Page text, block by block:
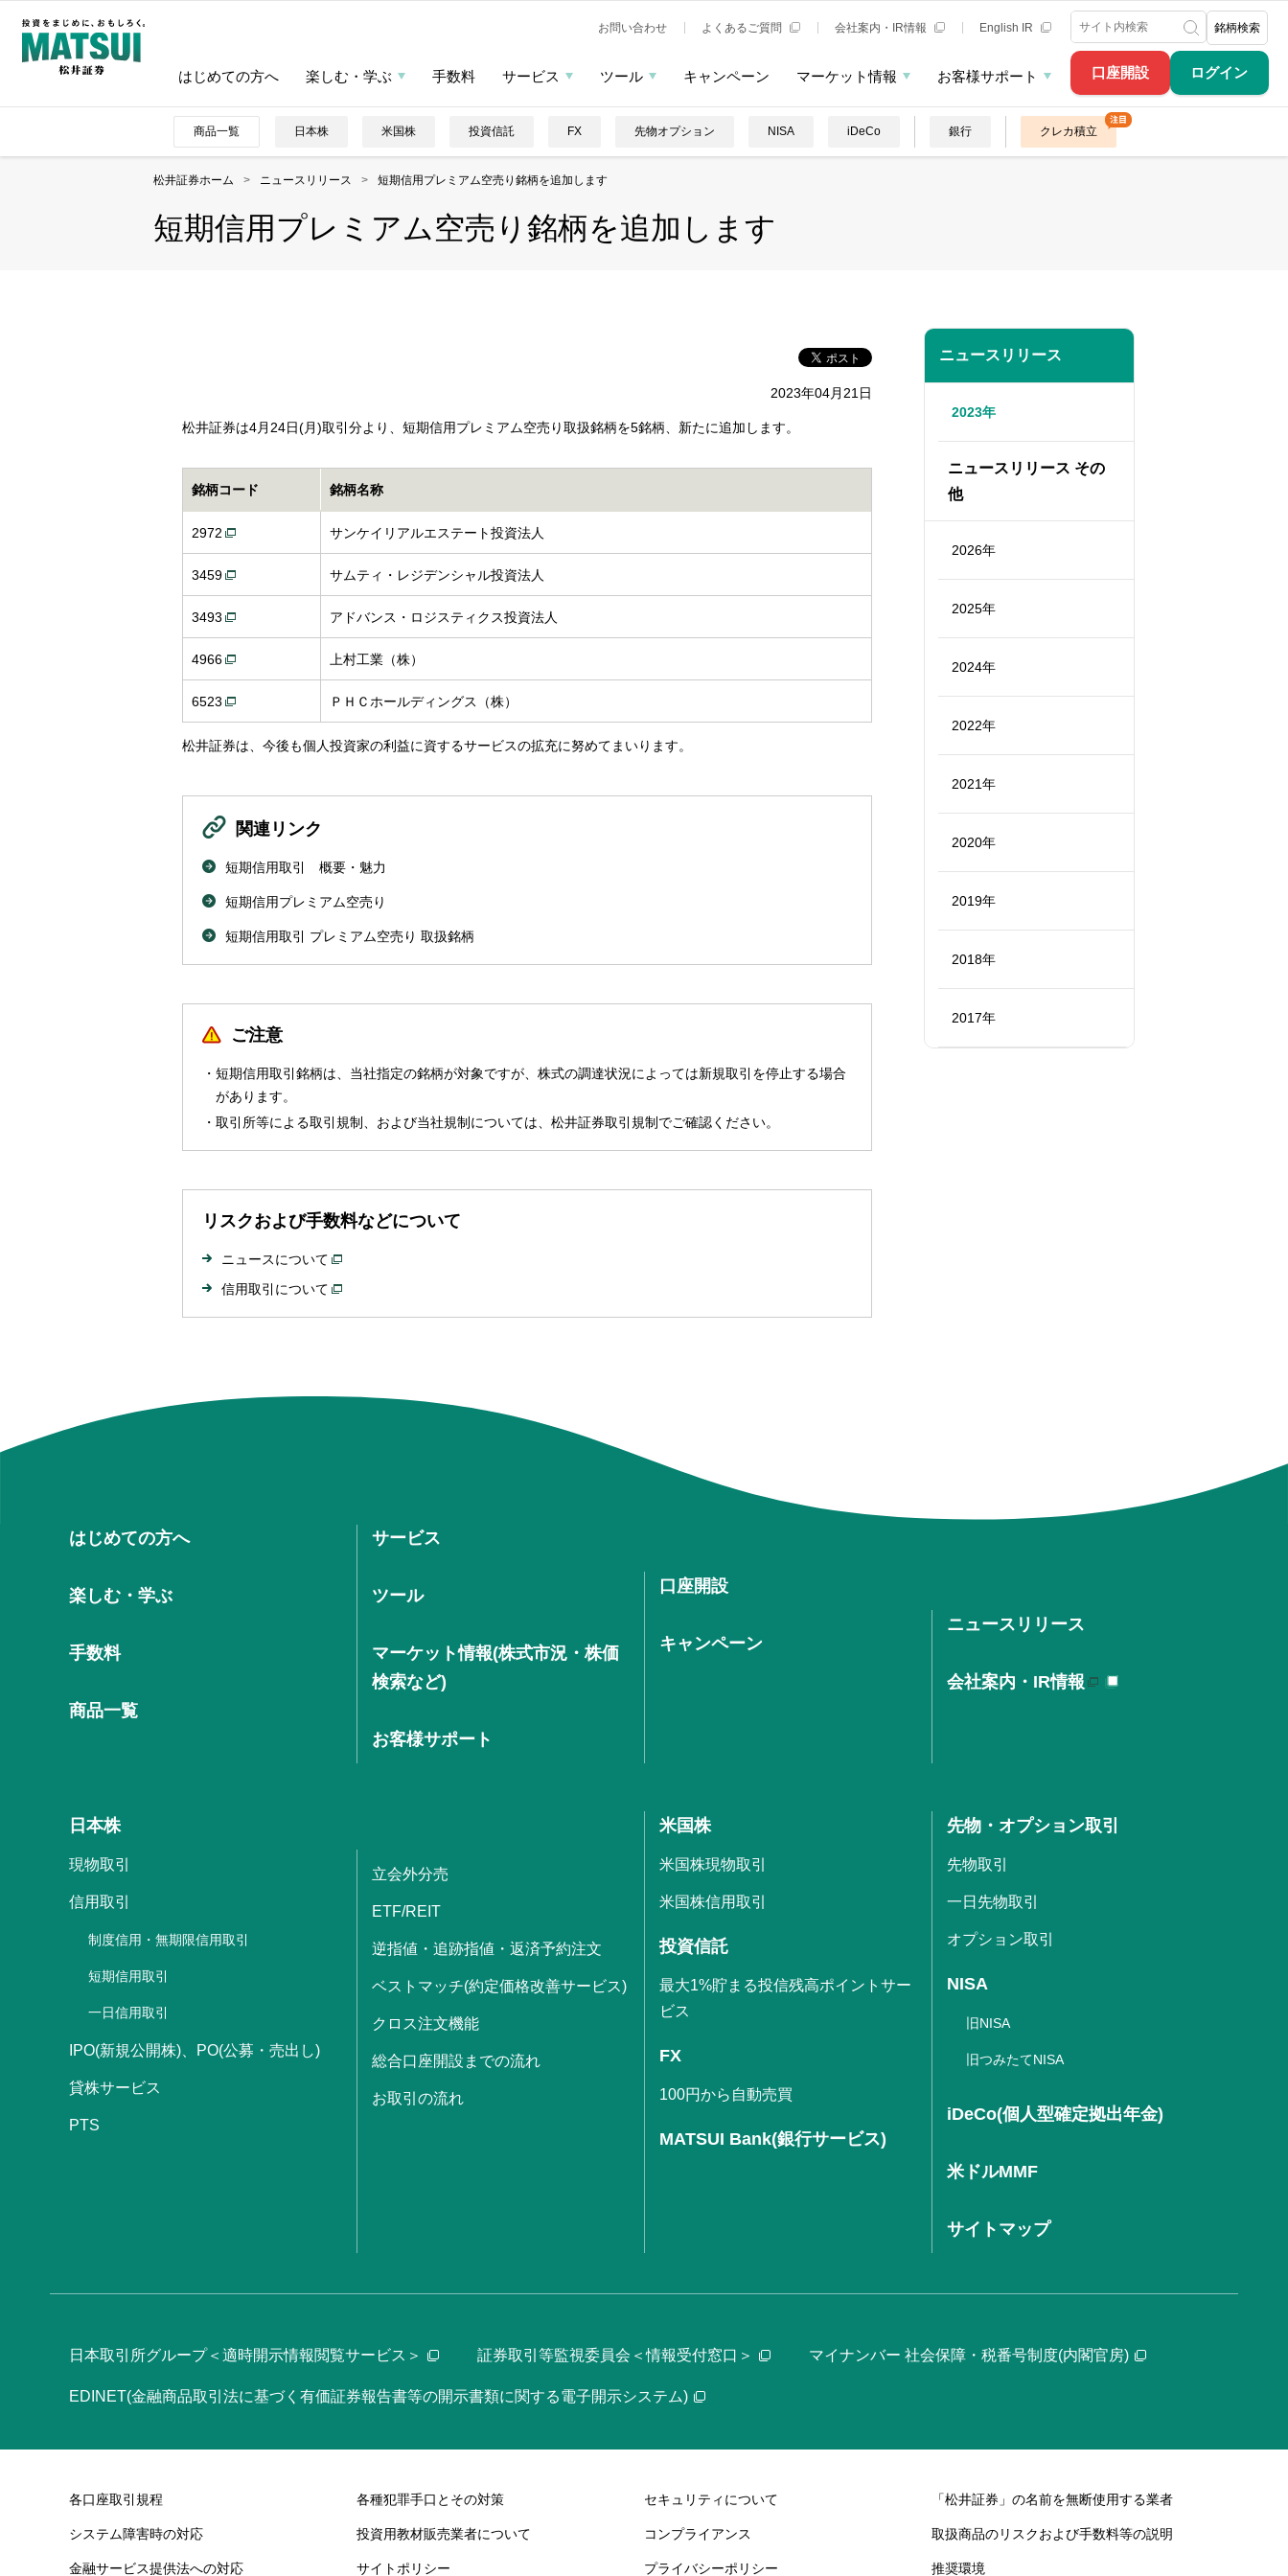
口座開設 ログイン
お問い合わせ よくあるご質問 会社案内・IR情報 English IR 銘柄検索
はじめての方へ 楽しむ・学ぶ 手数料 サービス ツール キャンペーン マーケット情報 お客様サポート
商品一覧 日本株 米国株 投資信託 FX 先物オプション NISA iDeCo 銀行 クレカ積立
松井証券ホーム > ニュースリリース > 短期信用プレミアム空売り銘柄を追加します
短期信用プレミアム空売り銘柄を追加します
2023年04月21日
松井証券は4月24日(月)取引分より、短期信用プレミアム空売り取扱銘柄を5銘柄、新たに追加します。
銘柄コード 銘柄名称
2972 サンケイリアルエステート投資法人
3459 サムティ・レジデンシャル投資法人
3493 アドバンス・ロジスティクス投資法人
4966 上村工業（株）
6523 ＰＨＣホールディングス（株）
松井証券は、今後も個人投資家の利益に資するサービスの拡充に努めてまいります。
関連リンク
短期信用取引 概要・魅力
短期信用プレミアム空売り
短期信用取引 プレミアム空売り 取扱銘柄
ご注意
短期信用取引銘柄は、当社指定の銘柄が対象ですが、株式の調達状況によっては新規取引を停止する場合
があります。
取引所等による取引規制、および当社規制については、 松井証券取引規制 でご確認ください。
リスクおよび手数料などについて
ニュースについて
信用取引について
ニュースリリース
2023年
ニュースリリース その
他
2026年
2025年
2024年
2022年
2021年
2020年
2019年
2018年
2017年
はじめての方へ
楽しむ・学ぶ
手数料
商品一覧
サービス
ツール
マーケット情報(株式市況・株価
検索など)
お客様サポート
口座開設
キャンペーン
ニュースリリース
会社案内・IR情報
日本株
現物取引
信用取引
制度信用・無期限信用取引
短期信用取引
一日信用取引
IPO(新規公開株)、PO(公募・売出し)
貸株サービス
PTS
立会外分売
ETF/REIT
逆指値・追跡指値・返済予約注文
ベストマッチ(約定価格改善サービス)
クロス注文機能
総合口座開設までの流れ
お取引の流れ
米国株
米国株現物取引
米国株信用取引
投資信託
最大1%貯まる投信残高ポイントサー
ビス
FX
100円から自動売買
MATSUI Bank(銀行サービス)
先物・オプション取引
先物取引
一日先物取引
オプション取引
NISA
旧NISA
旧つみたてNISA
iDeCo(個人型確定拠出年金)
米ドルMMF
サイトマップ
日本取引所グループ＜適時開示情報閲覧サービス＞ 証券取引等監視委員会＜情報受付窓口＞ マイナンバー 社会保障・税番号制度(内閣官房)
EDINET(金融商品取引法に基づく有価証券報告書等の開示書類に関する電子開示システム)
各口座取引規程 各種犯罪手口とその対策 セキュリティについて 「松井証券」の名前を無断使用する業者
システム障害時の対応 投資用教材販売業者について コンプライアンス 取扱商品のリスクおよび手数料等の説明
金融サービス提供法への対応 サイトポリシー プライバシーポリシー 推奨環境